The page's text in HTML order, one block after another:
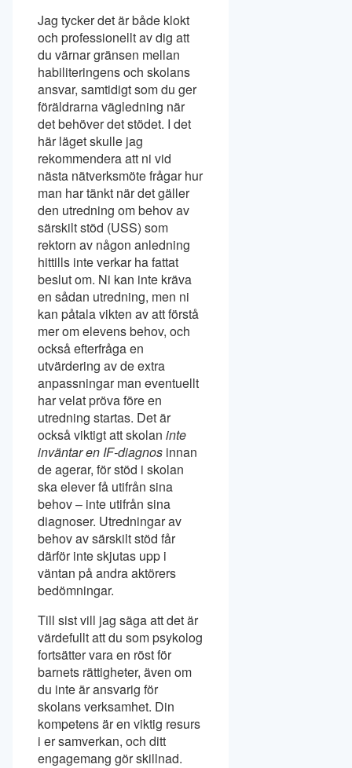
Jag tycker det är både klokt
och professionellt av dig att
du värnar gränsen mellan
habiliteringens och skolans
ansvar, samtidigt som du ger
föräldrarna vägledning när
det behöver det stödet. I det
här läget skulle jag
rekommendera att ni vid
nästa nätverksmöte frågar hur
man har tänkt när det gäller
den utredning om behov av
särskilt stöd (USS) som
rektorn av någon anledning
hittills inte verkar ha fattat
beslut om. Ni kan inte kräva
en sådan utredning, men ni
kan påtala vikten av att förstå
mer om elevens behov, och
också efterfråga en
utvärdering av de extra
anpassningar man eventuellt
har velat pröva före en
utredning startas. Det är
också viktigt att skolan inte
inväntar en IF-diagnos innan
de agerar, för stöd i skolan
ska elever få utifrån sina
behov – inte utifrån sina
diagnoser. Utredningar av
behov av särskilt stöd får
därför inte skjutas upp i
väntan på andra aktörers
bedömningar.
Till sist vill jag säga att det är
värdefullt att du som psykolog
fortsätter vara en röst för
barnets rättigheter, även om
du inte är ansvarig för
skolans verksamhet. Din
kompetens är en viktig resurs
i er samverkan, och ditt
engagemang gör skillnad.